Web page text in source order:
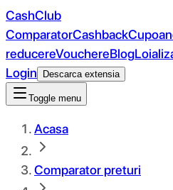
CashClub
ComparatorCashback
reducereVouchereBlog
Login
Descarca extensia
Toggle menu
Acasa
Comparator preturi